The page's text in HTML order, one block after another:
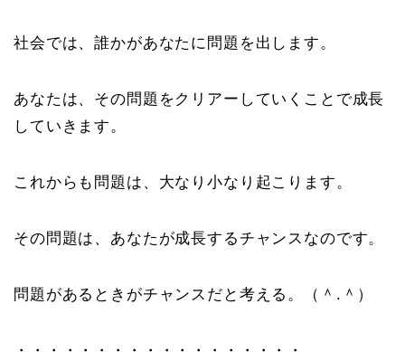
社会では、誰かがあなたに問題を出します。
あなたは、その問題をクリアーしていくことで成長
していきます。
これからも問題は、大なり小なり起こります。
その問題は、あなたが成長するチャンスなのです。
問題があるときがチャンスだと考える。（＾.＾）
・・・・・・・・・・・・・・・・・・